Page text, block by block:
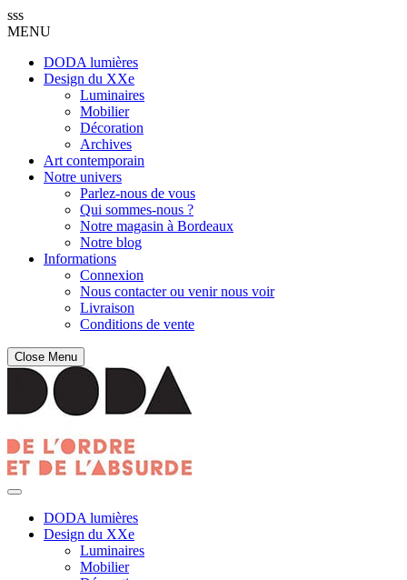
sss
MENU
DODA lumières
Design du XXe
Luminaires
Mobilier
Décoration
Archives
Art contemporain
Notre univers
Parlez-nous de vous
Qui sommes-nous ?
Notre magasin à Bordeaux
Notre blog
Informations
Connexion
Nous contacter ou venir nous voir
Livraison
Conditions de vente
Close Menu
DODA lumières
Design du XXe
Luminaires
Mobilier